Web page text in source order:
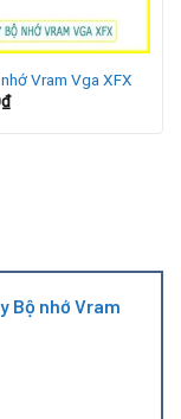
là cần thiết để
biệt với các model
Vram Vga XFX
₫
Bộ nhớ Vram